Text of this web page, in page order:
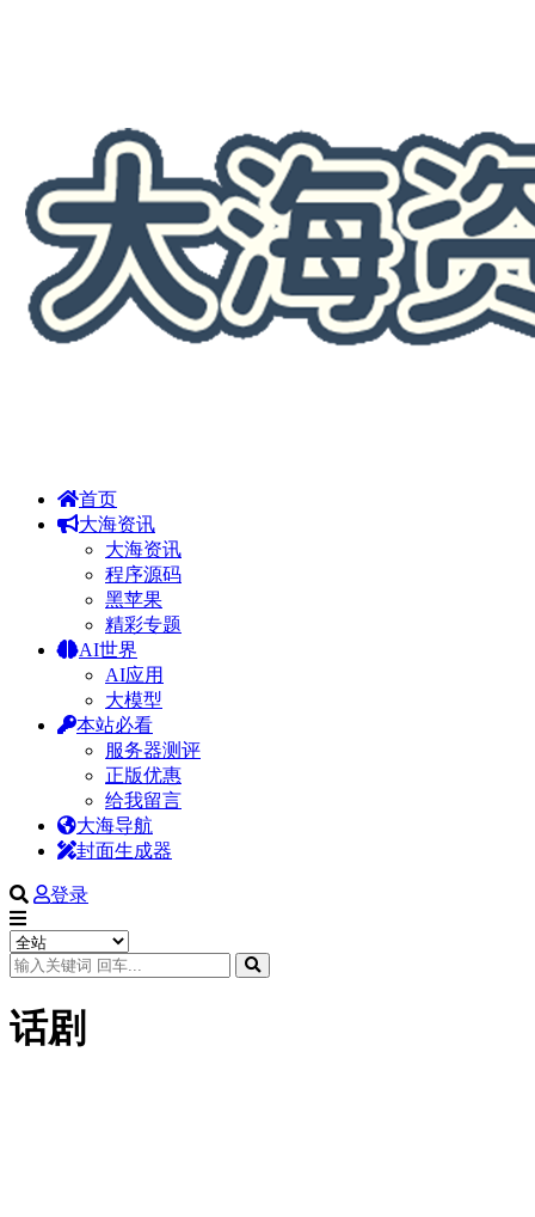
首页
大海资讯
大海资讯
程序源码
黑苹果
精彩专题
AI世界
AI应用
大模型
本站必看
服务器测评
正版优惠
给我留言
大海导航
封面生成器
登录
话剧